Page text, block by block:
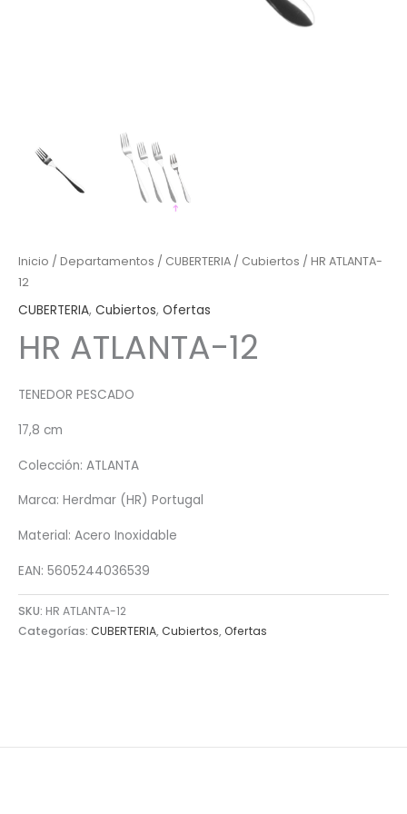
Inicio / Departamentos / CUBERTERIA / Cubiertos / HR ATLANTA-
12
CUBERTERIA, Cubiertos, Ofertas
HR ATLANTA-12
TENEDOR PESCADO
17,8 cm
Colección: ATLANTA
Marca: Herdmar (HR) Portugal
Material: Acero Inoxidable
EAN: 5605244036539
SKU: HR ATLANTA-12
Categorías: CUBERTERIA,Cubiertos,Ofertas